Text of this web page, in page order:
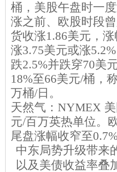
桶，美股午盘时一
涨之前、欧股时段
货收涨1.86美元，
涨3.75美元或涨
跌2.5%并跌穿70美
18%至66美元/桶，
万桶/日。
天然气：NYMEX
元/百万英热单位。
尾盘涨幅收窄至
中东局势升级带来
以及美债收益率叠